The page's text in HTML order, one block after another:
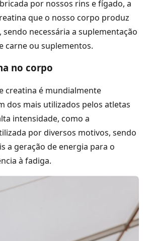
por nossos rins e fígado, a
que o nosso corpo produz
necessária a suplementação
carne ou suplementos.
no corpo
creatina é mundialmente
dos mais utilizados pelos atletas
intensidade, como a
por diversos motivos, sendo
a geração de energia para o
à fadiga.